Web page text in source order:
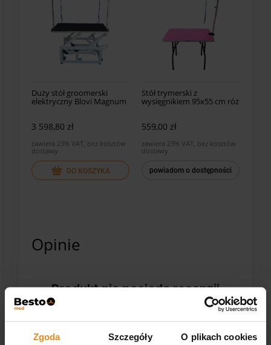
Zgoda Szczegóły O plikach cookies
Duży stół groomerski
elektryczny Blovi Magnum
3 598,80 zł
zawiera 23% VAT, bez kosztów
dostawy
DO KOSZYKA
Stół trymerski z
wysięgnikiem 95x55 cm róż
559,00 zł
zawiera 23% VAT, bez kosztów
dostawy
powiadom o dostępności
Opinie
Produkt nie posiada recenzji
Może zainteresują Cię inne ocenione produkty
Jak zbieramy opinie?